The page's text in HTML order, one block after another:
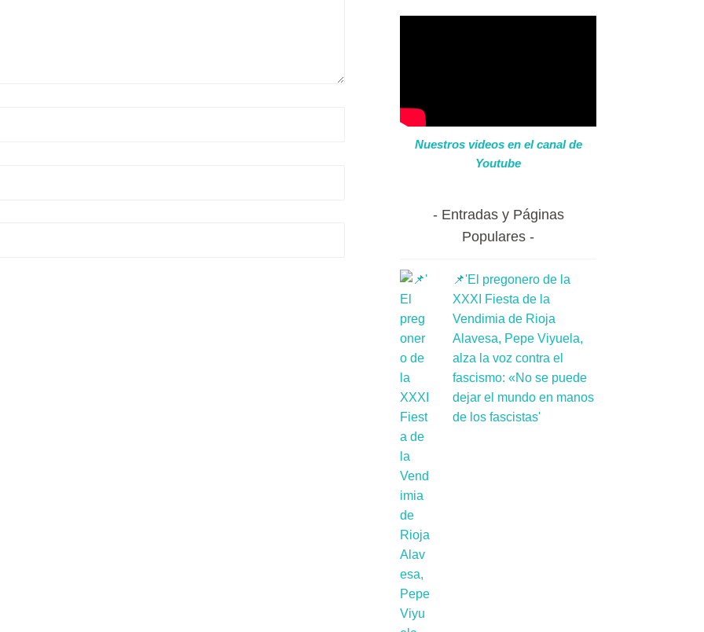
Nuestros videos en el canal de
Youtube
Entradas y Páginas
Populares
📌'El pregonero de la
XXXI Fiesta de la
Vendimia de Rioja
Alavesa, Pepe Viyuela,
alza la voz contra el
fascismo: «No se puede
dejar el mundo en manos
de los fascistas'